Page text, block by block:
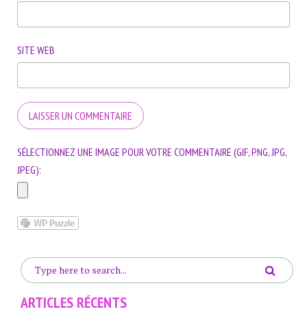
SITE WEB
SÉLECTIONNEZ UNE IMAGE POUR VOTRE COMMENTAIRE (GIF, PNG, JPG,
JPEG):
ARTICLES RÉCENTS